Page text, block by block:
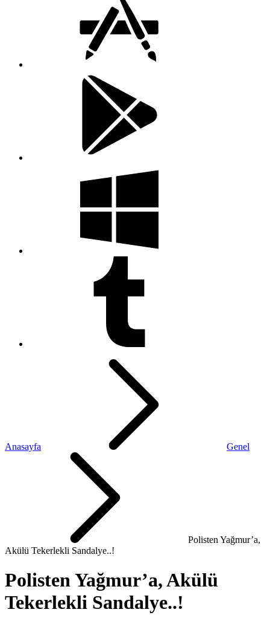
Anasayfa Genel
Polisten Yağmur’a,
Akülü Tekerlekli Sandalye..!
Polisten Yağmur’a, Akülü
Tekerlekli Sandalye..!